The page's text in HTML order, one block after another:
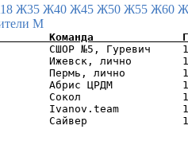
Ж35 Ж40 Ж45 Ж50 Ж55 Ж60
М
СШОР №5,
Ижевск, лично
Пермь, лично
Абрис ЦРДМ
Сокол
Ivanov.team